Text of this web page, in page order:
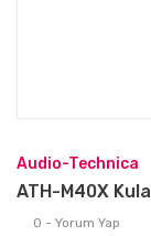
Audio-Technica
ATH-M40X
0 - Yorum Yap